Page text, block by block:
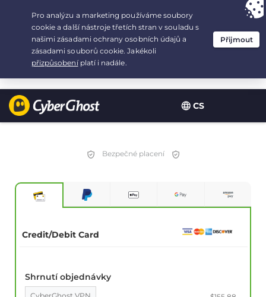
CS
Your choice:The Best Dealfor 3.3333333333333-years at $
/month
Bezpečné placení
Credit/Debit Card
Shrnutí objednávky